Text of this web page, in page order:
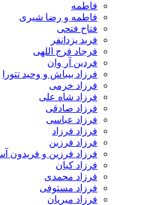
فاطمه
فاطمه و رضا شیری
فتاح فتحی
فربد یزدانفر
فرجاد فرج اللهی
فردین آر وان
فرزاد بیباش و وحید تتورا
فرزاد خرمی
فرزاد شاه علی
فرزاد صادقی
فرزاد عباسی
فرزاد فرزاد
فرزاد فرزین
فرزاد فرزین و فریدون آسرایی
فرزاد کیان
فرزاد محمدی
فرزاد مستوفی
فرزاد میریان